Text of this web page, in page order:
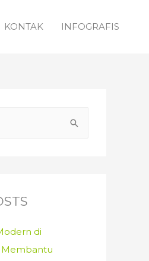
KONTAK INFOGRAFIS
di
Membantu